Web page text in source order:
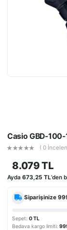
Casio GBD-100-
( 0
8.079 TL
Ayda 673,25 TL’den
Siparişinize
Sepet: 0 TL
Bedava kargo limiti: